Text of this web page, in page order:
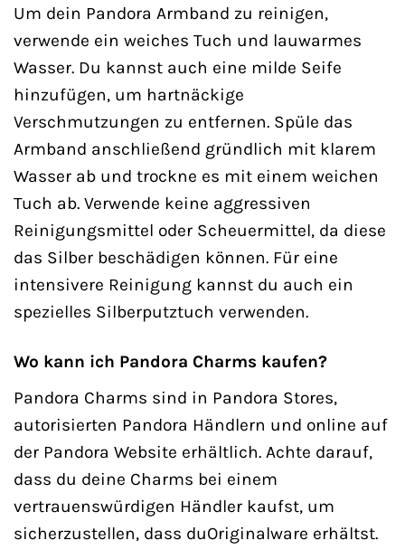
Um dein Pandora Armband zu reinigen,
verwende ein weiches Tuch und lauwarmes
Wasser. Du kannst auch eine milde Seife
hinzufügen, um hartnäckige
Verschmutzungen zu entfernen. Spüle das
Armband anschließend gründlich mit klarem
Wasser ab und trockne es mit einem weichen
Tuch ab. Verwende keine aggressiven
Reinigungsmittel oder Scheuermittel, da diese
das Silber beschädigen können. Für eine
intensivere Reinigung kannst du auch ein
spezielles Silberputztuch verwenden.
Wo kann ich Pandora Charms kaufen?
Pandora Charms sind in Pandora Stores,
autorisierten Pandora Händlern und online auf
der Pandora Website erhältlich. Achte darauf,
dass du deine Charms bei einem
vertrauenswürdigen Händler kaufst, um
sicherzustellen, dass duOriginalware erhältst.